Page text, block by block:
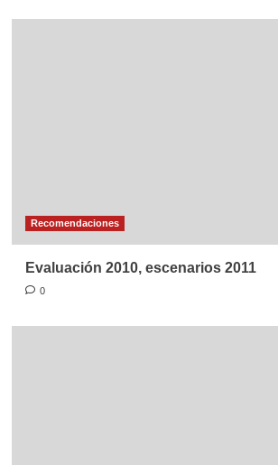
Recomendaciones
Evaluación 2010, escenarios 2011
0